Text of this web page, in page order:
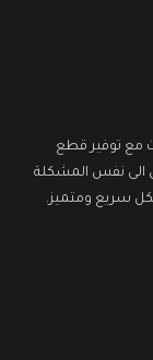
مع توفير قطع
الى نفس المشكلة
سريع ومتميز.